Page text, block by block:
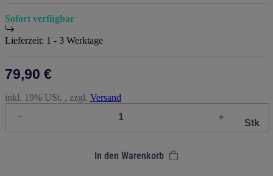
Sofort verfügbar
Lieferzeit: 1 - 3 Werktage
79,90 €
inkl. 19% USt. , zzgl. Versand
Stk
In den Warenkorb